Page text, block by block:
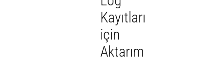
Kayıtları
için
Aktarım